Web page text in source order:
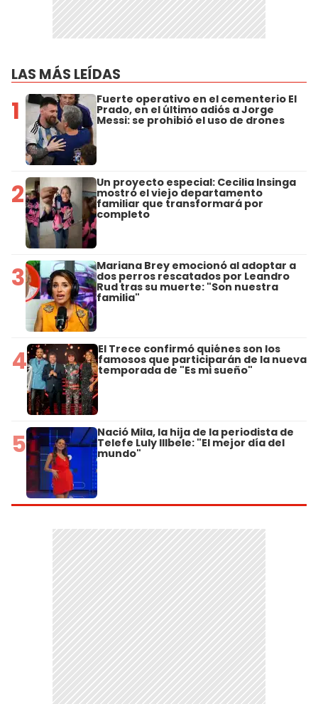
LAS MÁS LEÍDAS
1 Fuerte operativo en el cementerio El
Prado, en el último adiós a Jorge
Messi: se prohibió el uso de drones
2 Un proyecto especial: Cecilia Insinga
mostró el viejo departamento
familiar que transformará por
completo
3 Mariana Brey emocionó al adoptar a
dos perros rescatados por Leandro
Rud tras su muerte: "Son nuestra
familia"
4 El Trece confirmó quiénes son los
famosos que participarán de la nueva
temporada de "Es mi sueño"
5 Nació Mila, la hija de la periodista de
Telefe Luly Illbele: "El mejor día del
mundo"